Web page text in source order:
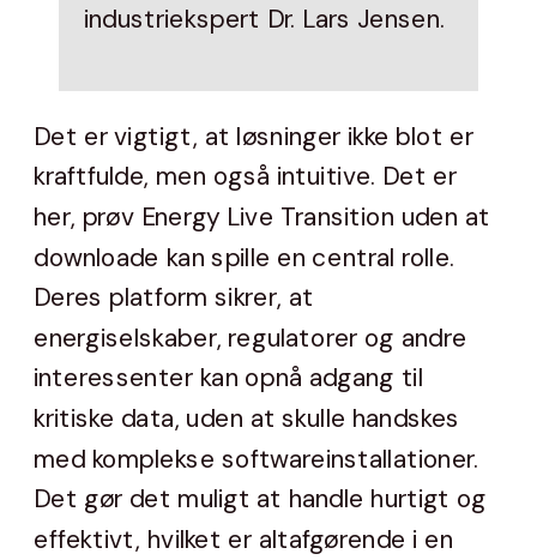
industriekspert Dr. Lars Jensen.
Det er vigtigt, at løsninger ikke blot er
kraftfulde, men også intuitive. Det er
her, prøv Energy Live Transition uden at
downloade kan spille en central rolle.
Deres platform sikrer, at
energiselskaber, regulatorer og andre
interessenter kan opnå adgang til
kritiske data, uden at skulle handskes
med komplekse softwareinstallationer.
Det gør det muligt at handle hurtigt og
effektivt, hvilket er altafgørende i en